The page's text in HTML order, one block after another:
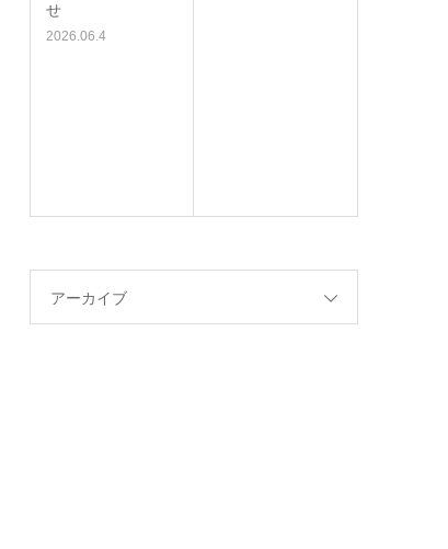
せ
2026.06.4
アーカイブ